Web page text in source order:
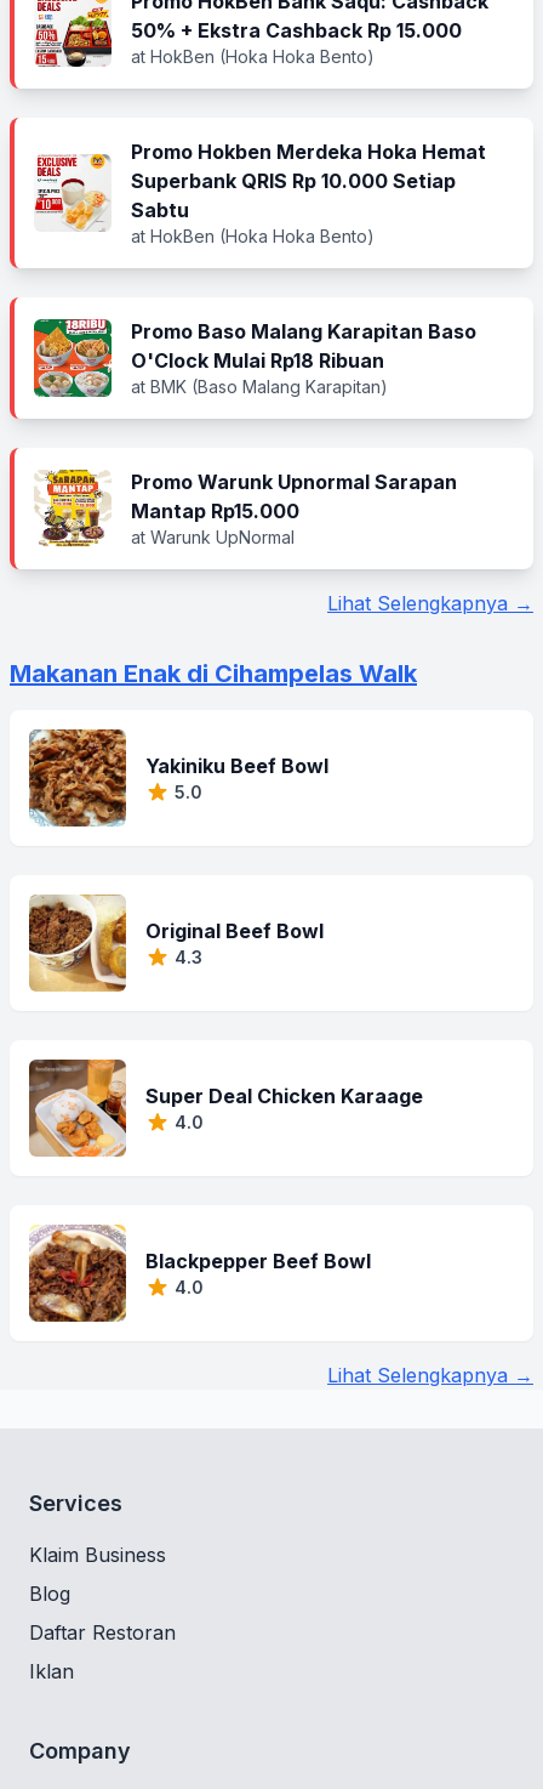
50% + Ekstra Cashback Rp 15.000
at HokBen (Hoka Hoka Bento)
Promo Hokben Merdeka Hoka Hemat
Superbank QRIS Rp 10.000 Setiap
Sabtu
at HokBen (Hoka Hoka Bento)
Promo Baso Malang Karapitan Baso
O'Clock Mulai Rp18 Ribuan
at BMK (Baso Malang Karapitan)
Promo Warunk Upnormal Sarapan
Mantap Rp15.000
at Warunk UpNormal
Lihat Selengkapnya →
Makanan Enak di Cihampelas Walk
Yakiniku Beef Bowl
5.0
Original Beef Bowl
4.3
Super Deal Chicken Karaage
4.0
Blackpepper Beef Bowl
4.0
Lihat Selengkapnya →
Services
Klaim Business
Blog
Daftar Restoran
Iklan
Company